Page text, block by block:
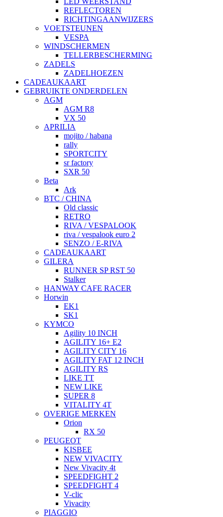
REFLECTOREN
RICHTINGAANWIJZERS
VOETSTEUNEN
VESPA
WINDSCHERMEN
TELLERBESCHERMING
ZADELS
ZADELHOEZEN
CADEAUKAART
GEBRUIKTE ONDERDELEN
AGM
AGM R8
VX 50
APRILIA
mojito / habana
rally
SPORTCITY
sr factory
SXR 50
Beta
Ark
BTC / CHINA
Old classic
RETRO
RIVA / VESPALOOK
riva / vespalook euro 2
SENZO / E-RIVA
CADEAUKAART
GILERA
RUNNER SP RST 50
Stalker
HANWAY CAFE RACER
Horwin
EK1
SK1
KYMCO
Agility 10 INCH
AGILITY 16+ E2
AGILITY CITY 16
AGILITY FAT 12 INCH
AGILITY RS
LIKE TT
NEW LIKE
SUPER 8
VITALITY 4T
OVERIGE MERKEN
Orion
RX 50
PEUGEOT
KISBEE
NEW VIVACITY
New Vivacity 4t
SPEEDFIGHT 2
SPEEDFIGHT 4
V-clic
Vivacity
PIAGGIO